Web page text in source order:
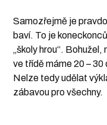
Samozřejmě je
baví. To je
„školy hrou“.
ve třídě máme 20 –
Nelze tedy udělat
zábavou pro všechny.